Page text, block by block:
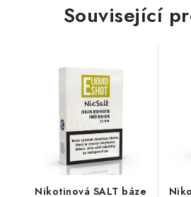
Související
Nikotinová SALT báze